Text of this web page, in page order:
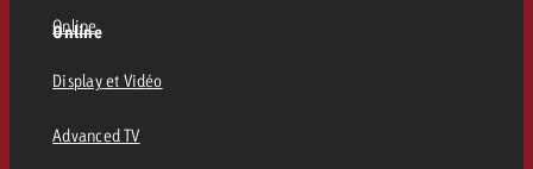
Online
Online
Display et Vidéo
Advanced TV